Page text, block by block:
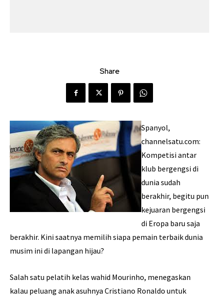
Share
Spanyol,
channelsatu.com:
Kompetisi antar
klub bergengsi di
dunia sudah
berakhir, begitu pun
kejuaran bergengsi
di Eropa baru saja
berakhir. Kini saatnya memilih siapa pemain terbaik dunia
musim ini di lapangan hijau?
Salah satu pelatih kelas wahid Mourinho, menegaskan
kalau peluang anak asuhnya Cristiano Ronaldo untuk